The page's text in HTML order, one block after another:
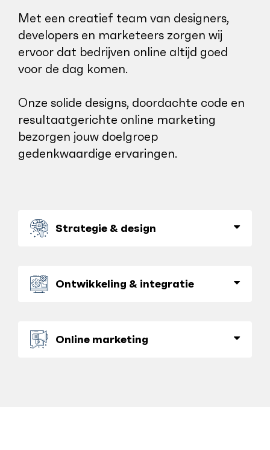
Met een creatief team van designers,
developers en marketeers zorgen wij
ervoor dat bedrijven online altijd goed
voor de dag komen.
Onze solide designs, doordachte code en
resultaatgerichte online marketing
bezorgen jouw doelgroep
gedenkwaardige ervaringen.
Strategie & design
Ontwikkeling & integratie
Online marketing